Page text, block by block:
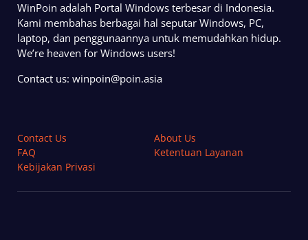
WinPoin adalah Portal Windows terbesar di Indonesia.
Kami membahas berbagai hal seputar Windows, PC,
laptop, dan penggunaannya untuk memudahkan hidup.
We’re heaven for Windows users!
Contact us: winpoin@poin.asia
Contact Us
About Us
FAQ
Ketentuan Layanan
Kebijakan Privasi